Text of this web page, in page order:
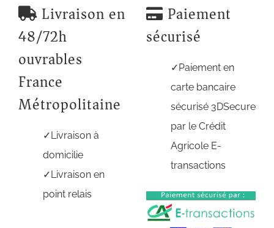
Livraison en
48/72h
ouvrables
France
Métropolitaine
Livraison à
domicilie
Livraison en
point relais
Paiement
sécurisé
Paiement en
carte bancaire
sécurisé 3DSecure
par le Crédit
Agricole E-
transactions